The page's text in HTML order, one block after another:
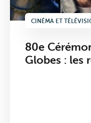
CINÉMA ET
80e
Globes : les